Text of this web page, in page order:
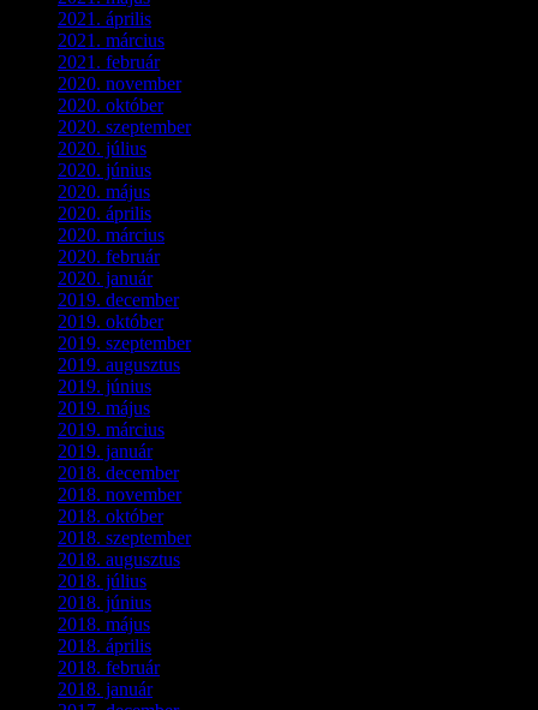
2021. április
2021. március
2021. február(4)
2020. november(4)
2020. október(4)
2020. szeptember(1)
2020. július
2020. június
2020. május
2020. április
2020. március
2020. február(6)
2020. január(1)
2019. december(4)
2019. október(3)
2019. szeptember(2)
2019. augusztus
2019. június
2019. május
2019. március
2019. január(1)
2018. december(3)
2018. november(1)
2018. október(1)
2018. szeptember(1)
2018. augusztus
2018. július
2018. június
2018. május
2018. április
2018. február(2)
2018. január(2)